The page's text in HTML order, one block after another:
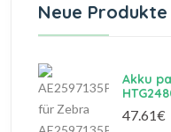
Neue Produkte
Akku
47.61€